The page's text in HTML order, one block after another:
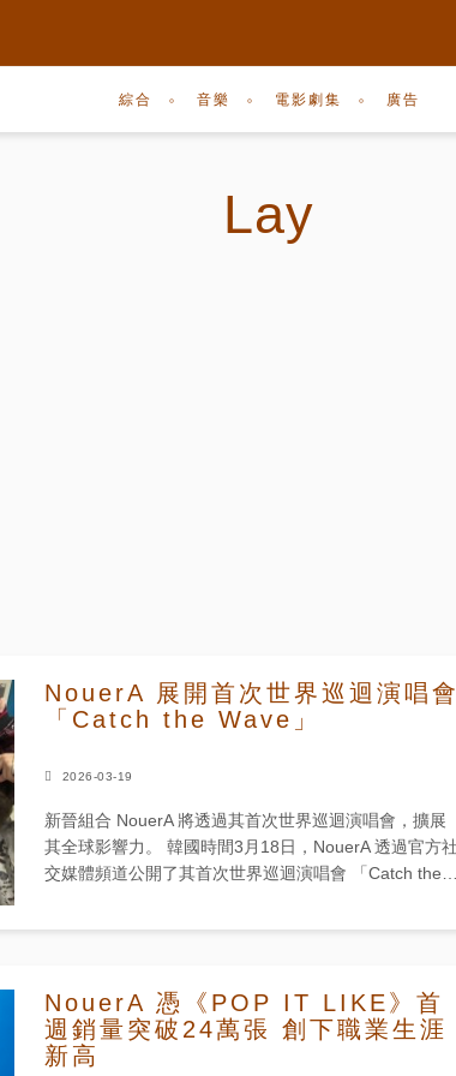
綜合 音樂 電影劇集 廣告
Lay
NouerA 展開首次世界巡迴演唱會
「Catch the Wave」
2026-03-19
新晉組合 NouerA 將透過其首次世界巡迴演唱會，擴展
其全球影響力。 韓國時間3月18日，NouerA 透過官方社
交媒體頻道公開了其首次世界巡迴演唱會 「Catch the
NouerA 憑《POP IT LIKE》首
週銷量突破24萬張 創下職業生涯
新高